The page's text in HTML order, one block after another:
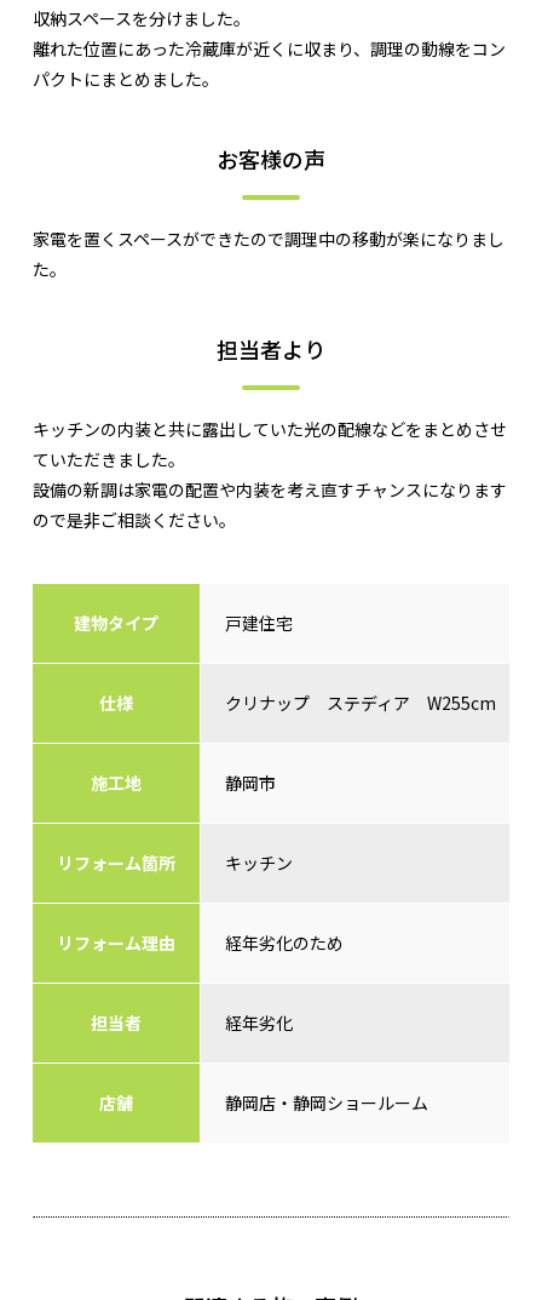
収納スペースを分けました。
離れた位置にあった冷蔵庫が近くに収まり、調理の動線をコン
パクトにまとめました。
お客様の声
家電を置くスペースができたので調理中の移動が楽になりまし
た。
担当者より
キッチンの内装と共に露出していた光の配線などをまとめさせ
ていただきました。
設備の新調は家電の配置や内装を考え直すチャンスになります
ので是非ご相談ください。
建物タイプ 戸建住宅
仕様 クリナップ ステディア W255cm
施工地 静岡市
リフォーム箇所 キッチン
リフォーム理由 経年劣化のため
担当者 経年劣化
店舗 静岡店・静岡ショールーム